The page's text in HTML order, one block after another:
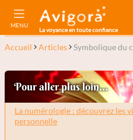
MENU
La voyance en toute confiance
Accueil Articles Symbolique du
Pour aller plus loin...
La numérologie : découvrez les
personnelle